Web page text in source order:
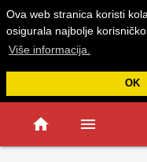
Ova web stranica koristi
osigurala najbolje
Više informacija.
OK
home menu